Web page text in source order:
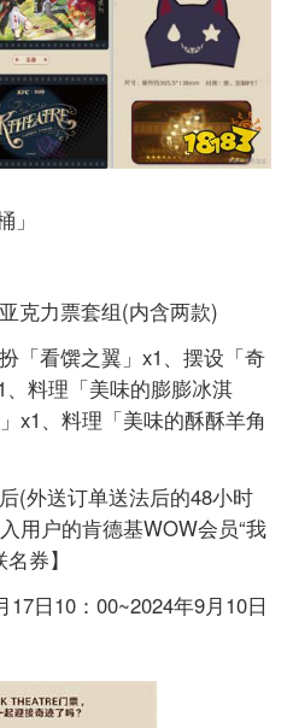
克力票套组(内含两款)
「看馔之翼」x1、摆设「奇
料理「美味的膨膨冰淇
x1、料理「美味的酥酥羊角
(外送订单送法后的48小时
用户的肯德基WOW会员“我
券】
17日10：00~2024年9月10日